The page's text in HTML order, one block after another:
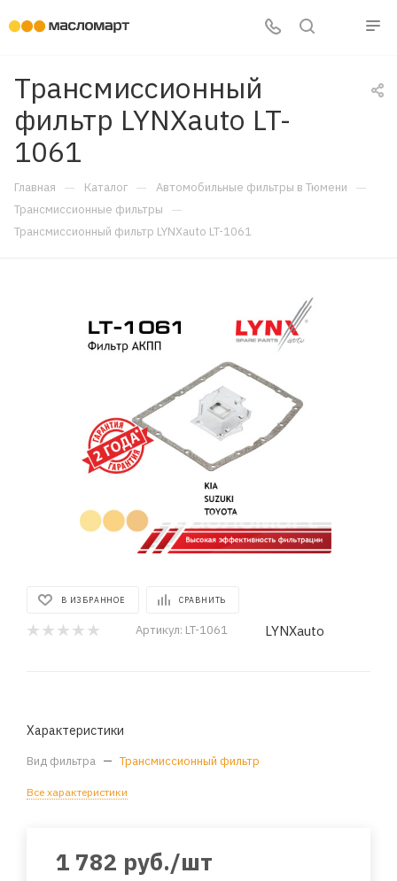
Трансмиссионный
фильтр LYNXauto LT-
1061
Главная — Каталог — Автомобильные фильтры в Тюмени —
Трансмиссионные фильтры —
Трансмиссионный фильтр LYNXauto LT-1061
В ИЗБРАННОЕ СРАВНИТЬ
Артикул: LT-1061 LYNXauto
Характеристики
Вид фильтра — Трансмиссионный фильтр
Все характеристики
1 782 руб./шт